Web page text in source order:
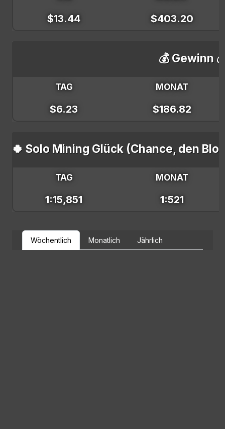
$13.44 $403.20
💰 Gewinn
TAG MONAT
$6.23 $186.82
🍀 Solo Mining Glück (Chance, den
TAG MONAT
1:15,851 1:521
Wöchentlich Monatlich Jährlich